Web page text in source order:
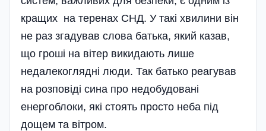
кращих на теренах СНД. У такі хвилини він
не раз згадував слова батька, який казав,
що гроші на вітер викидають лише
недалекоглядні люди. Так батько реагував
на розповіді сина про недобудовані
енергоблоки, які стоять просто неба під
дощем та вітром.